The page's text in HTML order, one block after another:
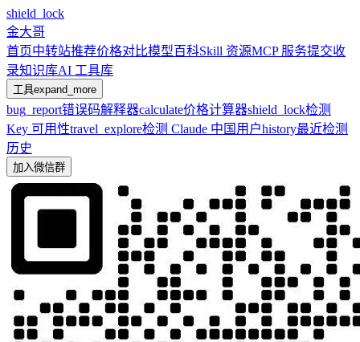
shield_lock
金大哥
首页中转站推荐价格对比模型百科Skill 资源MCP 服务提交收
录知识库AI 工具库
工具expand_more
bug_report错误码解释器calculate价格计算器shield_lock检测
Key 可用性travel_explore检测 Claude 中国用户history最近检测
历史
加入微信群